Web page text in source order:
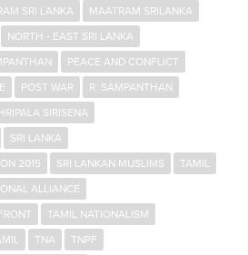
SRI LANKA
MAATRAM SRILANKA
NORTH - EAST SRI LANKA
PEACE AND CONFLICT
POST WAR
R. SAMPANTHAN
SIRISENA
SRI LANKA
2015
SRI LANKAN MUSLIMS
TAMIL
ALLIANCE
TAMIL NATIONALISM
TNA
TNPF